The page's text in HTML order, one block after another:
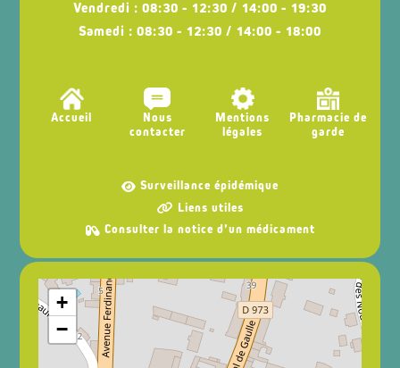
Vendredi : 08:30 - 12:30 / 14:00 - 19:30
Samedi : 08:30 - 12:30 / 14:00 - 18:00
Accueil
Nous
contacter
Mentions
légales
Pharmacie de
garde
Surveillance épidémique
Liens utiles
Consulter la notice d’un médicament
+
−